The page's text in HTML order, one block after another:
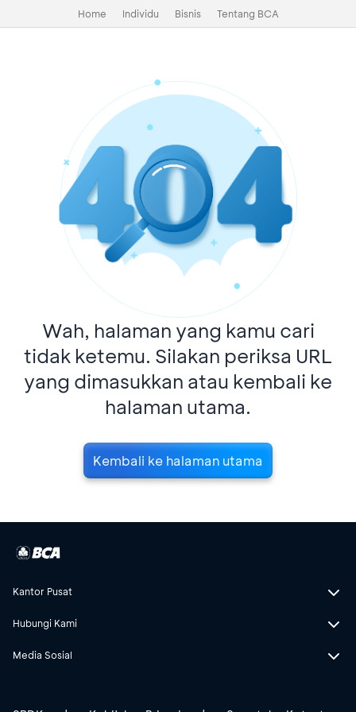
Home Individu Bisnis Tentang BCA
Wah, halaman yang kamu cari
tidak ketemu. Silakan periksa URL
yang dimasukkan atau kembali ke
halaman utama.
Kembali ke halaman utama
Kantor Pusat
Hubungi Kami
Media Sosial